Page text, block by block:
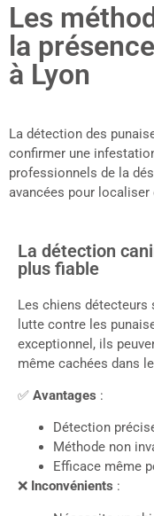
Les
la
à Lyon
La détection des
confirmer une
professionnels de la
avancées pour
La détection
plus fiable
Les chiens détecteurs
lutte contre les
exceptionnel, ils
même cachées dans
✅ Avantages :
Détection
Méthode non
Efficace même
❌ Inconvénients :